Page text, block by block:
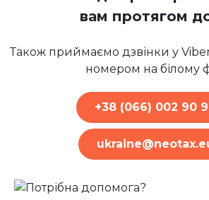
вам протягом
Також приймаємо дзвінки у
номером на білому
+38 (066) 002 90
2. Березень 2026